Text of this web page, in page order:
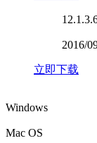
2016/
立即下载
Windows
Mac OS